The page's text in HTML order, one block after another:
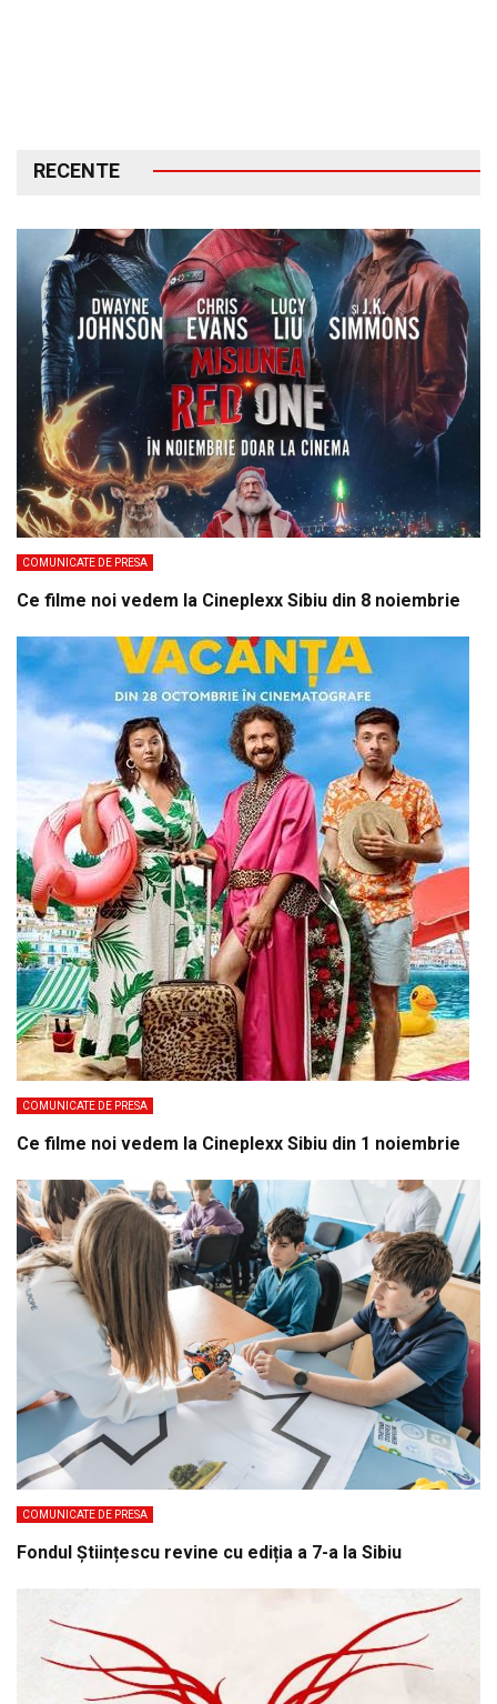
RECENTE
COMUNICATE DE PRESA
Ce filme noi vedem la Cineplexx Sibiu din 8 noiembrie
COMUNICATE DE PRESA
Ce filme noi vedem la Cineplexx Sibiu din 1 noiembrie
COMUNICATE DE PRESA
Fondul Științescu revine cu ediția a 7-a la Sibiu